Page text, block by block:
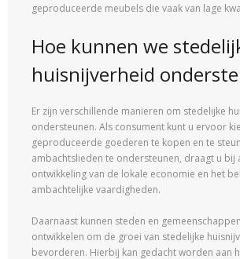
geproduceerde meubels die vaak van lage
Hoe kunnen we
huisnijverheid
Er zijn verschillende manieren om stedelijke
ondersteunen. Als consument kunt u ervoor
geproduceerde goederen te kopen en te
ambachtslieden te ondersteunen, draagt u bij
ontwikkeling van de lokale economie en het
ambachtelijke vaardigheden.
Daarnaast kunnen steden en
ontwikkelen om de groei van stedelijke
bevorderen. Hierbij kan gedacht worden aan